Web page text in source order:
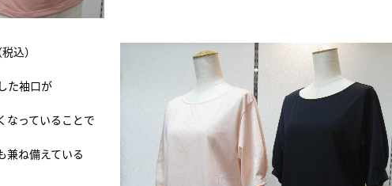
込）
た袖口が
なっていることで
兼ね備えている